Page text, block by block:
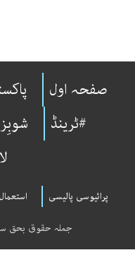
صفحہ اول
#ٹرینڈ
شوبِز
پرائیوسی پالیسی
جملہ حقوق بحق